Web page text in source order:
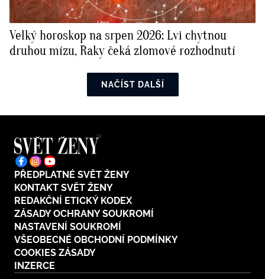
Velký horoskop na srpen 2026: Lvi chytnou
druhou mízu, Raky čeká zlomové rozhodnutí
NAČÍST DALŠÍ
PŘEDPLATNÉ SVĚT ŽENY
KONTAKT SVĚT ŽENY
REDAKČNÍ ETICKÝ KODEX
ZÁSADY OCHRANY SOUKROMÍ
NASTAVENÍ SOUKROMÍ
VŠEOBECNÉ OBCHODNÍ PODMÍNKY
COOKIES ZÁSADY
INZERCE